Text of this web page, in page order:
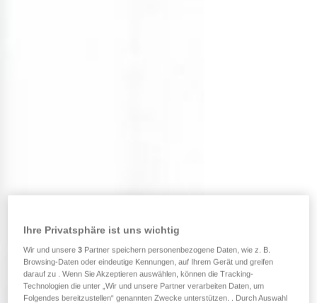
Ihre Privatsphäre ist uns wichtig
Wir und unsere3 Partner speichern personenbezogene Daten, wie z. B.
Browsing-Daten oder eindeutige Kennungen, auf Ihrem Gerät und greifen
darauf zu . Wenn Sie Akzeptieren auswählen, können die Tracking-
Technologien die unter „Wir und unsere Partner verarbeiten Daten, um
Folgendes bereitzustellen“ genannten Zwecke unterstützen. . Durch Auswahl